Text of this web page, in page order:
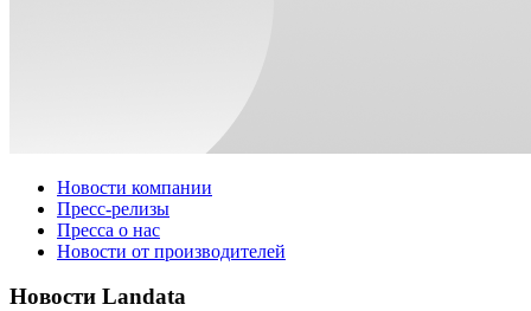
Новости компании
Пресс-релизы
Пресса о нас
Новости от производителей
Новости Landata